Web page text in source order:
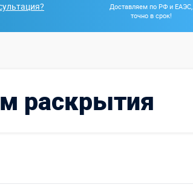
Доставляем по РФ и ЕАЭС,
точно в срок!
раскрытия